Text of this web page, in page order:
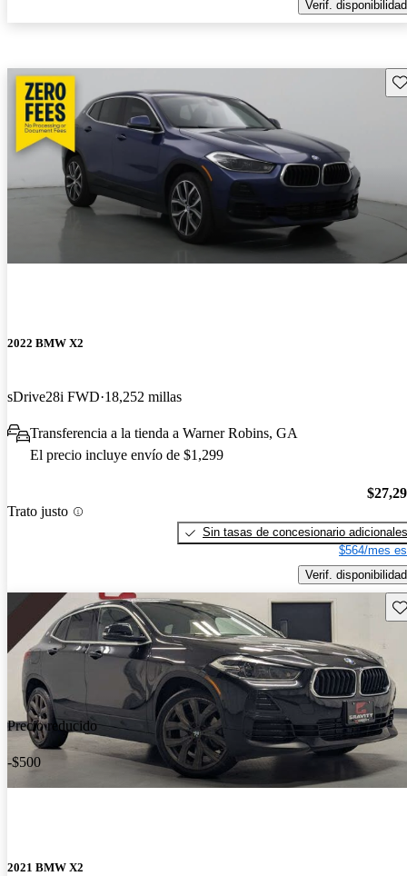
Verif. disponibilidad
2022 BMW X2
sDrive28i FWD 18,252 millas
Transferencia a la tienda a Warner Robins, GA
El precio incluye envío de $1,299
Trato justo
Sin tasas de concesionario adicionales
$564/mes
Verif. disponibilidad
Precio reducido
-$500
2021 BMW X2